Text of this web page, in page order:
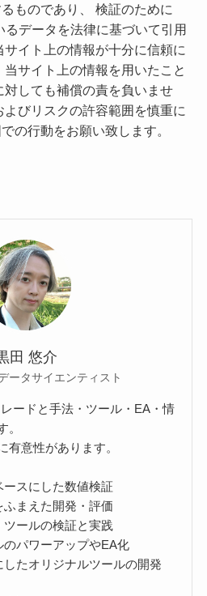
ものであり、 検証のために
データを法律に基づいて引用
イト上の情報が十分に信頼に
サイト上の情報を用いたこと
しても補償の責を負いませ
びリスクの許容範囲を慎重に
の行動をお願い致します。
田 悠介
ータサイエンティスト
ードと手法・ツール・EA・情
。
有意性があります。
スにした数値検証
まえた開発・評価
ールの検証と実践
パワーアップやEA化
たオリジナルツールの開発